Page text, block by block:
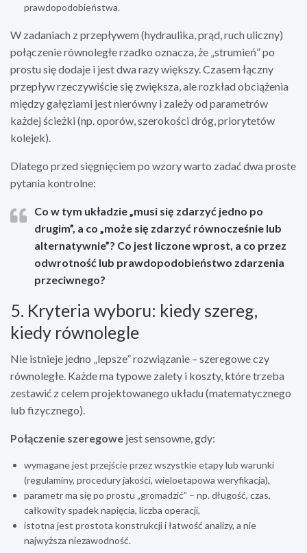
prawdopodobieństwa.
W zadaniach z przepływem (hydraulika, prąd, ruch uliczny)
połączenie równoległe rzadko oznacza, że „strumień” po
prostu się dodaje i jest dwa razy większy. Czasem łączny
przepływ rzeczywiście się zwiększa, ale rozkład obciążenia
między gałęziami jest nierówny i zależy od parametrów
każdej ścieżki (np. oporów, szerokości dróg, priorytetów
kolejek).
Dlatego przed sięgnięciem po wzory warto zadać dwa proste
pytania kontrolne:
Co w tym układzie „musi się zdarzyć jedno po
drugim”, a co „może się zdarzyć równocześnie lub
alternatywnie”? Co jest liczone wprost, a co przez
odwrotność lub prawdopodobieństwo zdarzenia
przeciwnego?
5. Kryteria wyboru: kiedy szereg,
kiedy równolegle
Nie istnieje jedno „lepsze” rozwiązanie – szeregowe czy
równoległe. Każde ma typowe zalety i koszty, które trzeba
zestawić z celem projektowanego układu (matematycznego
lub fizycznego).
Połączenie szeregowe jest sensowne, gdy:
wymagane jest przejście przez wszystkie etapy lub warunki
(regulaminy, procedury jakości, wieloetapowa weryfikacja),
parametr ma się po prostu „gromadzić” – np. długość, czas,
całkowity spadek napięcia, liczba operacji,
istotna jest prostota konstrukcji i łatwość analizy, a nie
najwyższa niezawodność.